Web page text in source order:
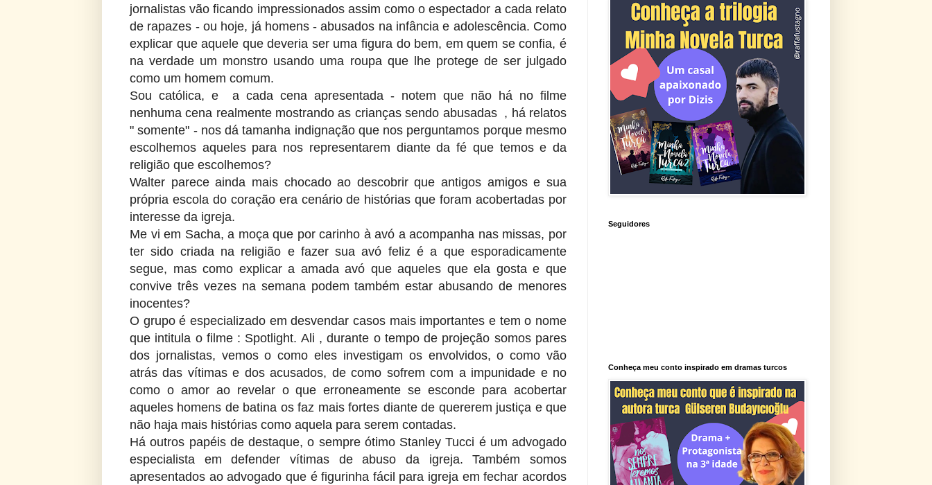
jornalistas vão ficando impressionados assim como o espectador a cada relato
de rapazes - ou hoje, já homens - abusados na infância e adolescência. Como
explicar que aquele que deveria ser uma figura do bem, em quem se confia, é
na verdade um monstro usando uma roupa que lhe protege de ser julgado
como um homem comum.
Sou católica, e a cada cena apresentada - notem que não há no filme
nenhuma cena realmente mostrando as crianças sendo abusadas , há relatos
" somente" - nos dá tamanha indignação que nos perguntamos porque mesmo
escolhemos aqueles para nos representarem diante da fé que temos e da
religião que escolhemos?
Walter parece ainda mais chocado ao descobrir que antigos amigos e sua
própria escola do coração era cenário de histórias que foram acobertadas por
interesse da igreja.
Me vi em Sacha, a moça que por carinho à avó a acompanha nas missas, por
ter sido criada na religião e fazer sua avó feliz é a que esporadicamente
segue, mas como explicar a amada avó que aqueles que ela gosta e que
convive três vezes na semana podem também estar abusando de menores
inocentes?
O grupo é especializado em desvendar casos mais importantes e tem o nome
que intitula o filme : Spotlight. Ali , durante o tempo de projeção somos pares
dos jornalistas, vemos o como eles investigam os envolvidos, o como vão
atrás das vítimas e dos acusados, de como sofrem com a impunidade e no
como o amor ao revelar o que erroneamente se esconde para acobertar
aqueles homens de batina os faz mais fortes diante de quererem justiça e que
não haja mais histórias como aquela para serem contadas.
Há outros papéis de destaque, o sempre ótimo Stanley Tucci é um advogado
especialista em defender vítimas de abuso da igreja. Também somos
apresentados ao advogado que é figurinha fácil para igreja em fechar acordos
Seguidores
Conheça meu conto inspirado em dramas turcos